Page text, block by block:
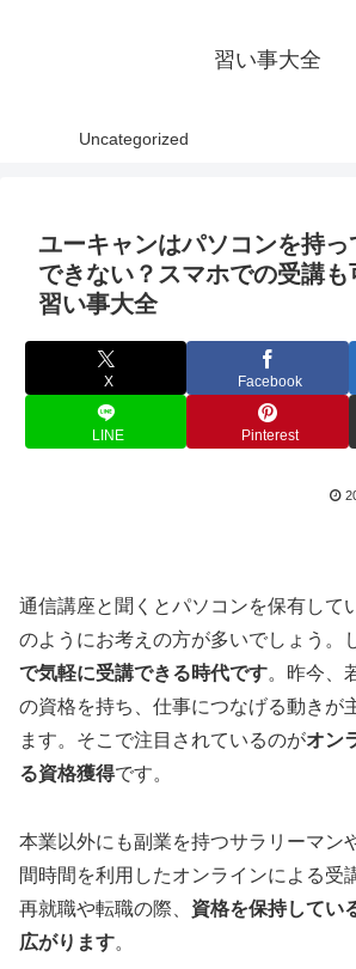
習い事大全
Uncategorized
ユーキャンはパソコンを持
できない？スマホでの受講
習い事大全
X Facebook
LINE Pinterest
通信講座と聞くとパソコンを保有して
のようにお考えの方が多いでしょう。
で気軽に受講できる時代です。昨今、
の資格を持ち、仕事につなげる動きが
ます。そこで注目されているのがオン
る資格獲得です。
本業以外にも副業を持つサラリーマン
間時間を利用したオンラインによる受
再就職や転職の際、 資格を保持してい
広がります。